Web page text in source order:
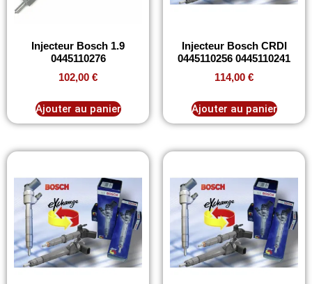
Injecteur Bosch 1.9
0445110276
102,00 €
Ajouter au panier
Injecteur Bosch CRDI
0445110256 0445110241
114,00 €
Ajouter au panier